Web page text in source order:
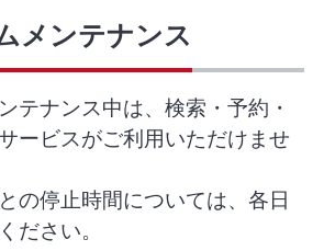
メンテナンス
テナンス中は、検索・予約・
ービスがご利用いただけませ
の停止時間については、各日
ださい。